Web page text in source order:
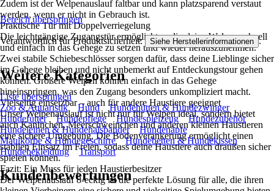
Zudem ist der Welpenauslauf faltbar und kann platzsparend verstaut
werden, wenn er nicht in Gebrauch ist.
Praktische Tür mit Doppelverriegelung
Die leichtgängige Zugangstür ermöglicht es dir, deine Welpen schnell
und einfach in das Gehege zu setzen und wieder herauszunehmen.
Zwei stabile Schiebeschlösser sorgen dafür, dass deine Lieblinge sicher
im Gehege bleiben und nicht unbemerkt auf Entdeckungstour gehen
können. Größere Welpen können einfach in das Gehege
hineinspringen, was den Zugang besonders unkompliziert macht.
Vielseitig einsetzbar – auch für andere Haustiere geeignet
Unser Welpenauslauf ist nicht nur für Welpen ideal, sondern bietet
auch Kaninchen, Meerschweinchen und anderen kleinen Haustieren
eine sichere Umgebung. Die Bodenverankerung ermöglicht einen
stabilen Einsatz im Freien, sodass deine Haustiere auch draußen sicher
spielen können.
Fazit: Ein Muss für jeden Haustierbesitzer
Der Welpenauslauf 8-eckig ist die perfekte Lösung für alle, die ihren
Bereich überspringen
Verantwortlich für Produktsicherheit: Siehe Herstellerinformationen .
Weitere Kategorien
Liste überspringen
Zoo & Aquaristik
Hund
Hundehütten & Hundezwinger
Hundefutter
Hundepflege Hundespielzeug
Hundezubehör
Hundeleinen & Hundehalsbänder
Hundenäpfe
Maulkörbe & Hundegeschirre
Hundebetten & Hundekissen
Hundebekleidung
Transport
Kundenbewertungen